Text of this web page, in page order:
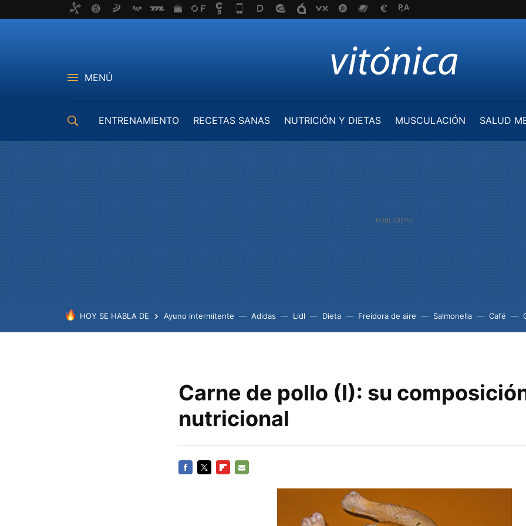
MENÚ
ENTRENAMIENTO RECETAS SANAS NUTRICIÓN Y DIETAS MUSCULACIÓN
SALUD
HOY SE HABLA DE Ayuno intermitente Adidas Lidl Dieta Freidora de aire Salmonella Café
Carne de pollo (I): su
nutricional